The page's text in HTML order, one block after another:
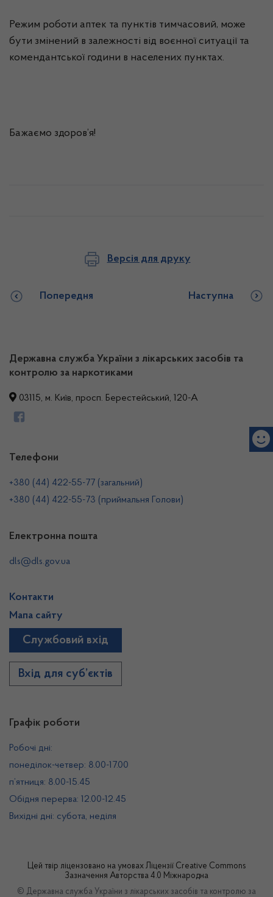
Режим роботи аптек та пунктів тимчасовий, може
бути змінений в залежності від воєнної ситуації та
комендантської години в населених пунктах.
Бажаємо здоров’я!
Версія для друку
Попередня Наступна
Державна служба України з лікарських засобів та
контролю за наркотиками
03115, м. Київ, просп. Берестейський, 120-А
Графік роботи
Робочі дні:
понеділок-четвер: 8.00-17.00
п’ятниця: 8.00-15.45
Обідня перерва: 12.00-12.45
Вихідні дні: субота, неділя
Телефони
+380 (44) 422-55-77 (загальний)
+380 (44) 422-55-73 (приймальня Голови)
Електронна пошта
dls@dls.gov.ua
Контакти
Мапа сайту
Службовий вхід
Вхід для суб’єктів
Цей твір ліцензовано на умовах Ліцензії Creative Commons
Зазначення Авторства 4.0 Міжнародна
© Державна служба України з лікарських засобів та контролю за